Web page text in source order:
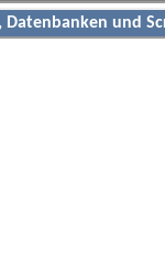
Datenbanken und